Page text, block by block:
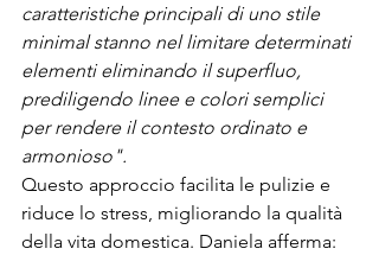
caratteristiche principali di uno stile
minimal stanno nel limitare determinati
elementi eliminando il superfluo,
prediligendo linee e colori semplici
per rendere il contesto ordinato e
armonioso".
Questo approccio facilita le pulizie e
riduce lo stress, migliorando la qualità
della vita domestica. Daniela afferma: